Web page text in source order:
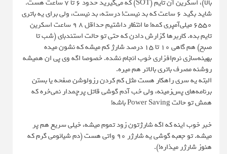
بالا)، اسکرین آن تایم (SOT) که می‌گیرید حدود ۶ تا ۷ ساعت هست.
شاید بگید ۶ ساعت که بد نیست! درسته، بد نیست، ولی برای یه باتری
۶۵۵۰ میلی‌آمپری کمه! ما انتظار داشتیم حداقل ۸ ۹ ساعت اسکرین
تایم بده. کاربرها گزارش دادن که حتی تو حالت استندبای (شب تا
صبح) هم گاهی 10 تا 15 درصد شارژ کم میشه که نشون میده
بهینه‌سازی نرم‌افزاری خوب انجام نشده. خصوصا اگه وی پی ان همیشه
روشنه مصرف باتری بالاتر هم میره.
البته یه سری راهکار هست مثل کم کردن رزولوشن صفحه یا بستن
برنامه‌های پس‌زمینه، ولی خب آدم گوشی قاتل پرچمدار نمی‌خره که
همش تو حالت Power Saving باشه!
خبر خوب اینه که اگه شارژتون زود تموم میشه، خیلی سریع هم پر
میشه. تو جعبه گوشی یه شارژر ۹۰ واتی هست (دم شیائومی گرم که
هنوز شارژر میذاره!).